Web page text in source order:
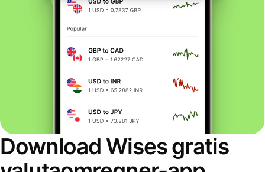
Download Wises gratis